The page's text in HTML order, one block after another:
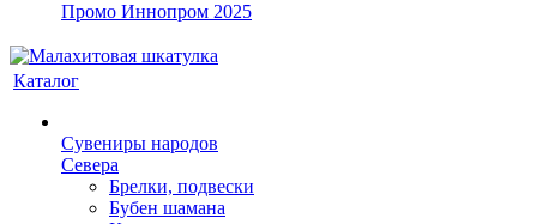
Промо Иннопром 2025
Каталог
Сувениры народов
Севера
Брелки, подвески
Бубен шамана